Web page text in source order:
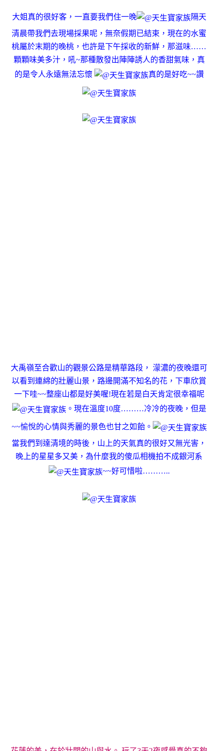
大姐真的很好客，一直要我們住一晚
隔天
清晨帶我們去現場採果呢，無奈假期已結束，現在的水蜜
桃屬於末期的晚桃，也許是下午採收的新鮮，那滋味……
顆顆味美多汁，吼~那種散發出陣陣誘人的香甜氣味，真
的是令人永遠無法忘懷
真的是好吃~~讚
大禹嶺至合歡山的觀景公路是精華路段， 濛濃的夜晚還可
以看到連綿的壯麗山景，路邊開滿不知名的花，下車欣賞
一下哇~~整座山都是好美喔!現在若是白天肯定很幸福呢
。現在溫度10度………冷冷的夜晚，但是
~~愉悅的心情與秀麗的景色也甘之如飴。
當我們到達清境的時後，山上的天氣真的很好又無光害，
晚上的星星多又美，為什麼我的傻瓜相機拍不成銀河系
~~好可惜啦………..